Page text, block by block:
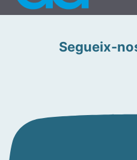
Segueix-